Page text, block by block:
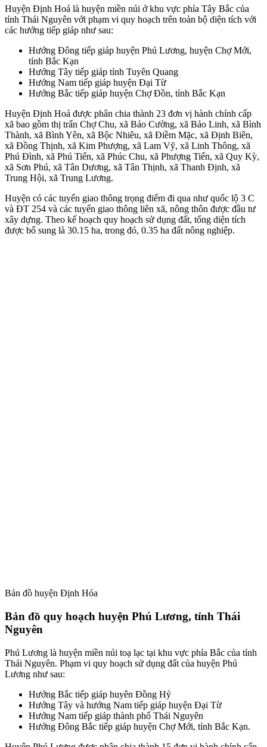
Huyện Định Hoá là huyện miền núi ở khu vực phía Tây Bắc của
tỉnh Thái Nguyên với phạm vi quy hoạch trên toàn bộ diện tích với
các hướng tiếp giáp như sau:
Hướng Đông tiếp giáp huyện Phú Lương, huyện Chợ Mới,
tỉnh Bắc Kạn
Hướng Tây tiếp giáp tỉnh Tuyên Quang
Hướng Nam tiếp giáp huyện Đại Từ
Hướng Bắc tiếp giáp huyện Chợ Đồn, tỉnh Bắc Kạn
Huyện Định Hoá được phân chia thành 23 đơn vị hành chính cấp
xã bao gồm thị trấn Chợ Chu, xã Bảo Cường, xã Bảo Linh, xã Bình
Thành, xã Bình Yên, xã Bộc Nhiêu, xã Điềm Mặc, xã Định Biên,
xã Đồng Thịnh, xã Kim Phượng, xã Lam Vỹ, xã Linh Thông, xã
Phú Đình, xã Phú Tiến, xã Phúc Chu, xã Phượng Tiến, xã Quy Kỳ,
xã Sơn Phú, xã Tân Dương, xã Tân Thịnh, xã Thanh Định, xã
Trung Hội, xã Trung Lương.
Huyện có các tuyến giao thông trọng điểm đi qua như quốc lộ 3 C
và ĐT 254 và các tuyến giao thông liên xã, nông thôn được đầu tư
xây dựng. Theo kế hoạch quy hoạch sử dụng đất, tổng diện tích
được bổ sung là 30.15 ha, trong đó, 0.35 ha đất nông nghiệp.
Bản đồ huyện Định Hóa
Bản đồ quy hoạch huyện Phú Lương, tỉnh Thái
Nguyên
Phú Lương là huyện miền núi toạ lạc tại khu vực phía Bắc của tỉnh
Thái Nguyên. Phạm vi quy hoạch sử dụng đất của huyện Phú
Lương như sau:
Hướng Bắc tiếp giáp huyên Đồng Hỷ
Hướng Tây và hướng Nam tiếp giáp huyện Đại Từ
Hướng Nam tiếp giáp thành phố Thái Nguyên
Hướng Đông Bắc tiếp giáp huyện Chợ Mới, tỉnh Bắc Kạn.